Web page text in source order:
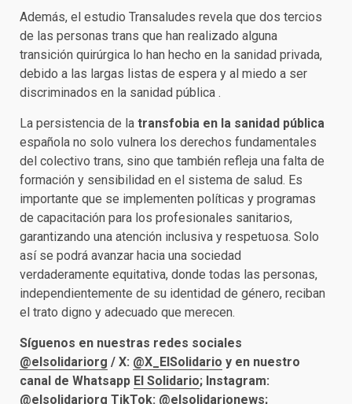
Además, el estudio Transaludes revela que dos tercios
de las personas trans que han realizado alguna
transición quirúrgica lo han hecho en la sanidad privada,
debido a las largas listas de espera y al miedo a ser
discriminados en la sanidad pública .
La persistencia de la transfobia en la sanidad pública
española no solo vulnera los derechos fundamentales
del colectivo trans, sino que también refleja una falta de
formación y sensibilidad en el sistema de salud. Es
importante que se implementen políticas y programas
de capacitación para los profesionales sanitarios,
garantizando una atención inclusiva y respetuosa. Solo
así se podrá avanzar hacia una sociedad
verdaderamente equitativa, donde todas las personas,
independientemente de su identidad de género, reciban
el trato digno y adecuado que merecen.
Síguenos en nuestras redes sociales
@elsolidariorg / X: @X_ElSolidario y en nuestro
canal de Whatsapp El Solidario; Instagram:
@elsolidariorg TikTok: @elsolidarionews;